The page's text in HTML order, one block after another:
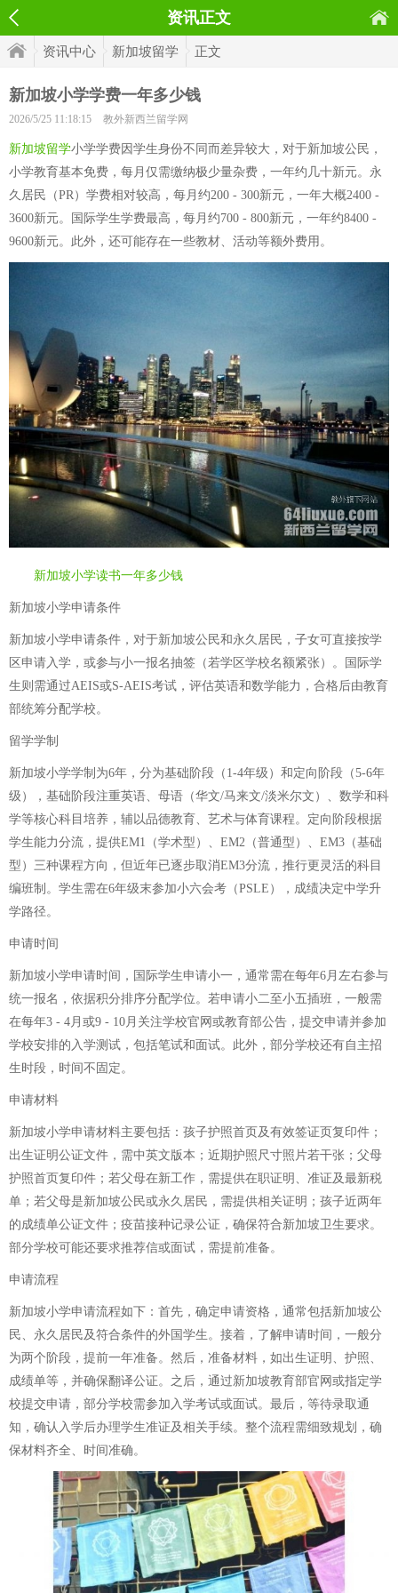
资讯正文
资讯中心 新加坡留学 正文
新加坡小学学费一年多少钱
2026/5/25 11:18:15 教外新西兰留学网
新加坡留学小学学费因学生身份不同而差异较大，对于新加坡公民，
小学教育基本免费，每月仅需缴纳极少量杂费，一年约几十新元。永
久居民（PR）学费相对较高，每月约200 - 300新元，一年大概2400 -
3600新元。国际学生学费最高，每月约700 - 800新元，一年约8400 -
9600新元。此外，还可能存在一些教材、活动等额外费用。
新加坡小学读书一年多少钱
新加坡小学申请条件
新加坡小学申请条件，对于新加坡公民和永久居民，子女可直接按学
区申请入学，或参与小一报名抽签（若学区学校名额紧张）。国际学
生则需通过AEIS或S-AEIS考试，评估英语和数学能力，合格后由教育
部统筹分配学校。
留学学制
新加坡小学学制为6年，分为基础阶段（1-4年级）和定向阶段（5-6年
级），基础阶段注重英语、母语（华文/马来文/淡米尔文）、数学和科
学等核心科目培养，辅以品德教育、艺术与体育课程。定向阶段根据
学生能力分流，提供EM1（学术型）、EM2（普通型）、EM3（基础
型）三种课程方向，但近年已逐步取消EM3分流，推行更灵活的科目
编班制。学生需在6年级末参加小六会考（PSLE），成绩决定中学升
学路径。
申请时间
新加坡小学申请时间，国际学生申请小一，通常需在每年6月左右参与
统一报名，依据积分排序分配学位。若申请小二至小五插班，一般需
在每年3 - 4月或9 - 10月关注学校官网或教育部公告，提交申请并参加
学校安排的入学测试，包括笔试和面试。此外，部分学校还有自主招
生时段，时间不固定。
申请材料
新加坡小学申请材料主要包括：孩子护照首页及有效签证页复印件；
出生证明公证文件，需中英文版本；近期护照尺寸照片若干张；父母
护照首页复印件；若父母在新工作，需提供在职证明、准证及最新税
单；若父母是新加坡公民或永久居民，需提供相关证明；孩子近两年
的成绩单公证文件；疫苗接种记录公证，确保符合新加坡卫生要求。
部分学校可能还要求推荐信或面试，需提前准备。
申请流程
新加坡小学申请流程如下：首先，确定申请资格，通常包括新加坡公
民、永久居民及符合条件的外国学生。接着，了解申请时间，一般分
为两个阶段，提前一年准备。然后，准备材料，如出生证明、护照、
成绩单等，并确保翻译公证。之后，通过新加坡教育部官网或指定学
校提交申请，部分学校需参加入学考试或面试。最后，等待录取通
知，确认入学后办理学生准证及相关手续。整个流程需细致规划，确
保材料齐全、时间准确。